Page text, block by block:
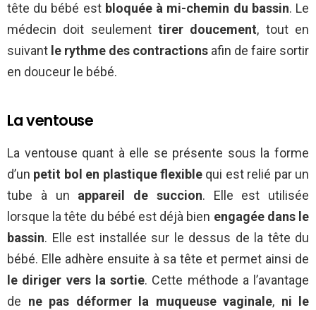
tête du bébé est bloquée à mi-chemin du bassin. Le
médecin doit seulement tirer doucement, tout en
suivant le rythme des contractions afin de faire sortir
en douceur le bébé.
La ventouse
La ventouse quant à elle se présente sous la forme
d’un petit bol en plastique flexible qui est relié par un
tube à un appareil de succion. Elle est utilisée
lorsque la tête du bébé est déjà bien engagée dans le
bassin. Elle est installée sur le dessus de la tête du
bébé. Elle adhère ensuite à sa tête et permet ainsi de
le diriger vers la sortie. Cette méthode a l’avantage
de ne pas déformer la muqueuse vaginale, ni le